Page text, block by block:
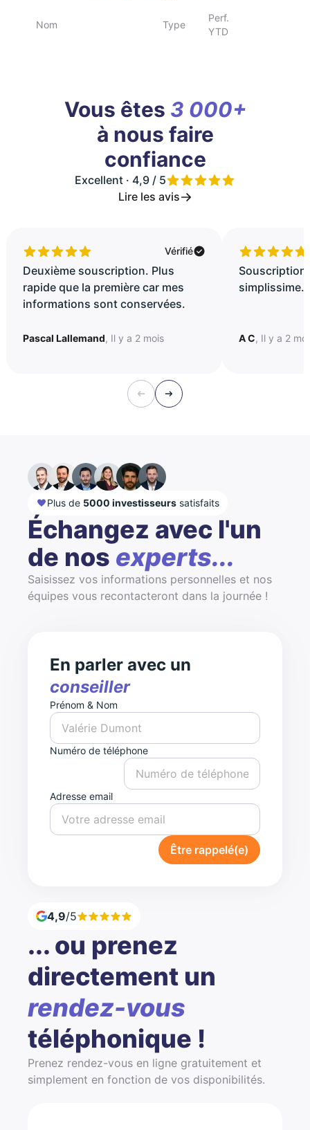
Nom Type
Perf.
YTD
Vous êtes 3 000+
à nous faire
confiance
Excellent · 4,9 / 5
Lire les avis
Vérifié
Deuxième souscription. Plus
rapide que la première car mes
informations sont conservées.
Pascal Lallemand, Il y a 2 mois
Souscription
A C, Il y a 2
Plus de 5000 investisseurs satisfaits
Échangez avec l'un
de nos experts...
Saisissez vos informations personnelles et nos
équipes vous recontacteront dans la journée !
En parler avec un
conseiller
Prénom & Nom
Numéro de téléphone
Adresse email
Être rappelé(e)
4,9/5
... ou prenez
directement un
rendez-vous
téléphonique !
Prenez rendez-vous en ligne gratuitement et
simplement en fonction de vos disponibilités.